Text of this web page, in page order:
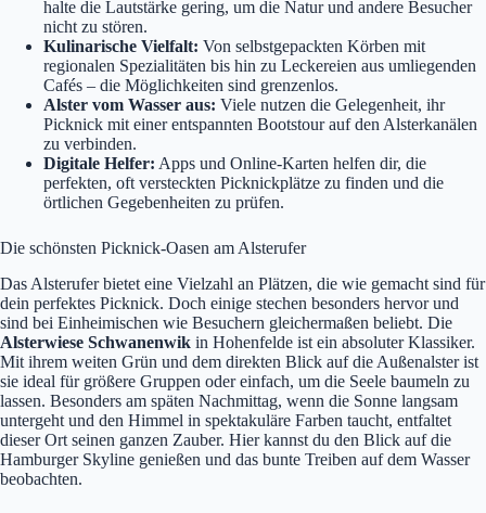
halte die Lautstärke gering, um die Natur und andere Besucher
nicht zu stören.
Kulinarische Vielfalt: Von selbstgepackten Körben mit
regionalen Spezialitäten bis hin zu Leckereien aus umliegenden
Cafés – die Möglichkeiten sind grenzenlos.
Alster vom Wasser aus: Viele nutzen die Gelegenheit, ihr
Picknick mit einer entspannten Bootstour auf den Alsterkanälen
zu verbinden.
Digitale Helfer: Apps und Online-Karten helfen dir, die
perfekten, oft versteckten Picknickplätze zu finden und die
örtlichen Gegebenheiten zu prüfen.
Die schönsten Picknick-Oasen am Alsterufer
Das Alsterufer bietet eine Vielzahl an Plätzen, die wie gemacht sind für
dein perfektes Picknick. Doch einige stechen besonders hervor und
sind bei Einheimischen wie Besuchern gleichermaßen beliebt. Die
Alsterwiese Schwanenwik in Hohenfelde ist ein absoluter Klassiker.
Mit ihrem weiten Grün und dem direkten Blick auf die Außenalster ist
sie ideal für größere Gruppen oder einfach, um die Seele baumeln zu
lassen. Besonders am späten Nachmittag, wenn die Sonne langsam
untergeht und den Himmel in spektakuläre Farben taucht, entfaltet
dieser Ort seinen ganzen Zauber. Hier kannst du den Blick auf die
Hamburger Skyline genießen und das bunte Treiben auf dem Wasser
beobachten.